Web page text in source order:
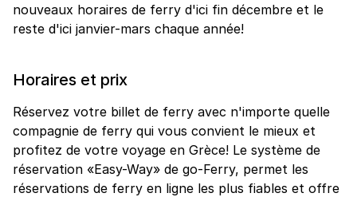
nouveaux horaires de ferry d'ici fin décembre et le
reste d'ici janvier-mars chaque année!
Horaires et prix
Réservez votre billet de ferry avec n'importe quelle
compagnie de ferry qui vous convient le mieux et
profitez de votre voyage en Grèce! Le système de
réservation «Easy-Way» de go-Ferry, permet les
réservations de ferry en ligne les plus fiables et offre